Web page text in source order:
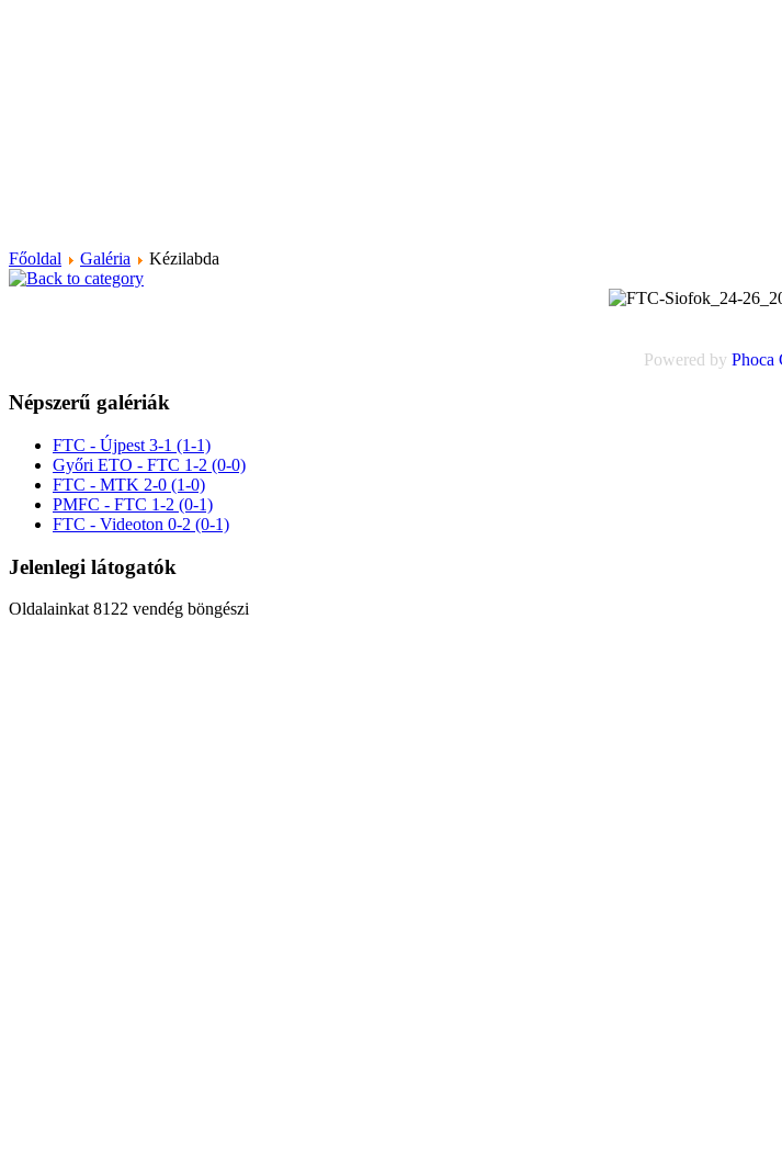
Főoldal Galéria Kézilabda
Powered by Phoca
Népszerű galériák
FTC - Újpest 3-1 (1-1)
Győri ETO - FTC 1-2 (0-0)
FTC - MTK 2-0 (1-0)
PMFC - FTC 1-2 (0-1)
FTC - Videoton 0-2 (0-1)
Jelenlegi látogatók
Oldalainkat 8122 vendég böngészi